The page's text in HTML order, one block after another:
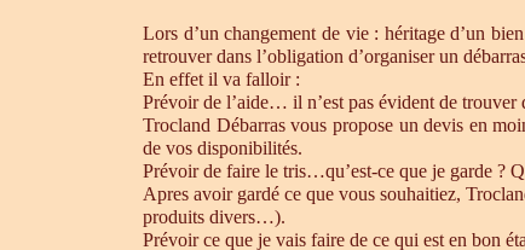
Lors d’un changement de vie : héritage d’un
retrouver dans l’obligation d’organiser un
En effet il va falloir :
Prévoir de l’aide… il n’est pas évident de
Trocland Débarras vous propose un devis en
de vos disponibilités.
Prévoir de faire le tris…qu’est-ce que je garde ?
Apres avoir gardé ce que vous souhaitiez,
produits divers…).
Prévoir ce que je vais faire de ce qui est en bon